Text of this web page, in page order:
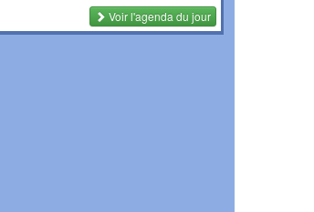
Voir l'agenda du jour